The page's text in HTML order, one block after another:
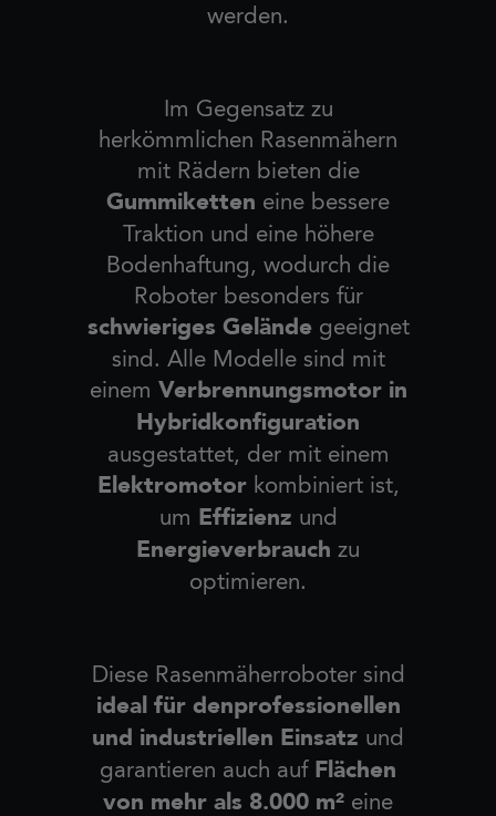
werden.
Im Gegensatz zu
herkömmlichen Rasenmähern
mit Rädern bieten die
Gummiketten eine bessere
Traktion und eine höhere
Bodenhaftung, wodurch die
Roboter besonders für
schwieriges Geländegeeignet
sind. Alle Modelle sind mit
einem Verbrennungsmotor in
Hybridkonfiguration
ausgestattet, der mit einem
Elektromotorkombiniert ist,
um Effizienz und
Energieverbrauch zu
optimieren.
Diese Rasenmäherroboter sind
ideal für denprofessionellen
und industriellen Einsatz und
garantieren auch auf Flächen
von mehr als 8.000 m² eine